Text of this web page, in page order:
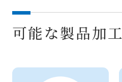
可能な製品加工